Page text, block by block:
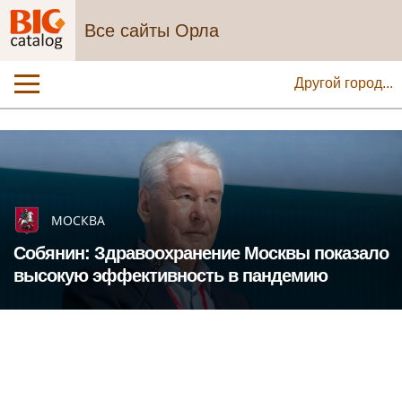
Все сайты Орла
Другой город...
МОСКВА
Собянин: Здравоохранение Москвы показало
высокую эффективность в пандемию